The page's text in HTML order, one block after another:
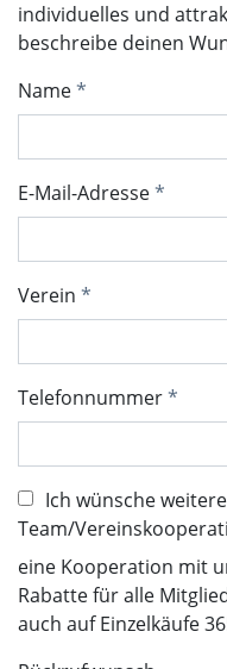
individuelles und
beschreibe deinen
Name
E-Mail-Adresse
Verein
Telefonnummer
Ich wünsche
Team/
eine Kooperation mit
Rabatte für alle
auch auf Einzelkäufe